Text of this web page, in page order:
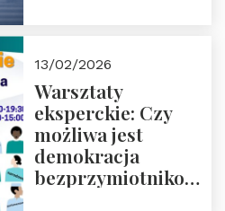
13/02/2026
Warsztaty
eksperckie: Czy
możliwa jest
demokracja
bezprzymiotnikowa?